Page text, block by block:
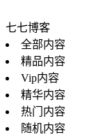
七七博客
全部内容
精品内容
Vip内容
精华内容
热门内容
随机内容